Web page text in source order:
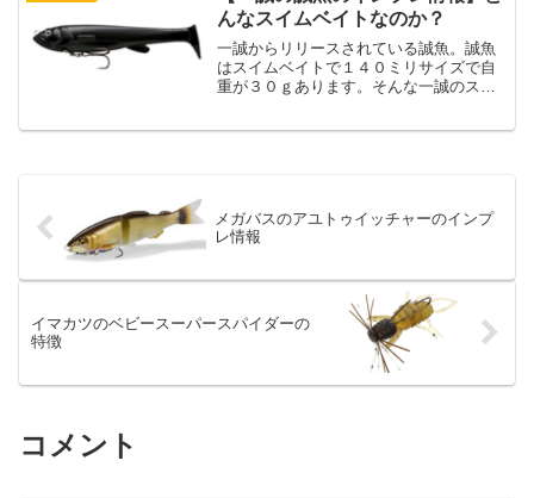
ズのスイムベイトです。プ...
んなスイムベイトなのか？
一誠からリリースされている誠魚。誠魚
はスイムベイトで１４０ミリサイズで自
重が３０ｇあります。そんな一誠のスイ
メガバスのアユトゥイッチャーのインプ
レ情報
イマカツのベビースーパースパイダーの
特徴
コメント